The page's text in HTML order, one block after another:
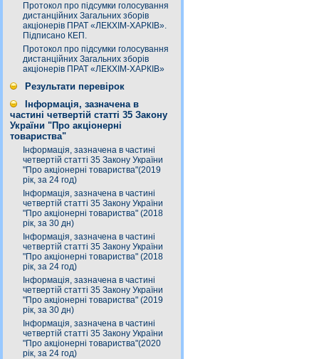
Протокол про підсумки голосування
дистанційних Загальних зборів
акціонерів ПРАТ «ЛЕКХІМ-ХАРКІВ».
Підписано КЕП.
Протокол про підсумки голосування
дистанційних Загальних зборів
акціонерів ПРАТ «ЛЕКХІМ-ХАРКІВ»
Результати перевірок
Інформація, зазначена в
частині четвертій статті 35 Закону
України "Про акціонерні
товариства"
Інформація, зазначена в частині
четвертій статті 35 Закону України
"Про акціонерні товариства"(2019
рік, за 24 год)
Інформація, зазначена в частині
четвертій статті 35 Закону України
"Про акціонерні товариства" (2018
рік, за 30 дн)
Інформація, зазначена в частині
четвертій статті 35 Закону України
"Про акціонерні товариства" (2018
рік, за 24 год)
Інформація, зазначена в частині
четвертій статті 35 Закону України
"Про акціонерні товариства" (2019
рік, за 30 дн)
Інформація, зазначена в частині
четвертій статті 35 Закону України
"Про акціонерні товариства"(2020
рік, за 24 год)